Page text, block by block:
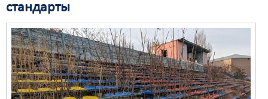
стандарты